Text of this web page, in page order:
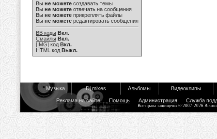
Вы не можете создавать темы
Вы не можете отвечать на сообщения
Вы не можете прикреплять файлы
Вы не можете редактировать сообщения
BB коды Вкл.
Смайлы Вкл.
[IMG] код Вкл.
HTML код Выкл.
Музыка Dj mixes Альбомы Видеоклипы
Реклама на сайте Помощь Администрация Служба
Все права защищены © 2007-2026